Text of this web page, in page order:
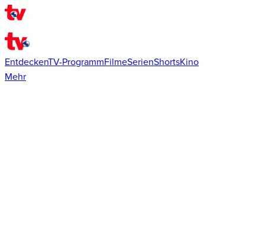
EntdeckenTV-ProgrammFilmeSerienShortsKino
Mehr